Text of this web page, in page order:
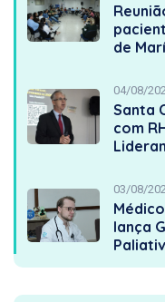
de
04/08/
Santa
com
03/08/
lança